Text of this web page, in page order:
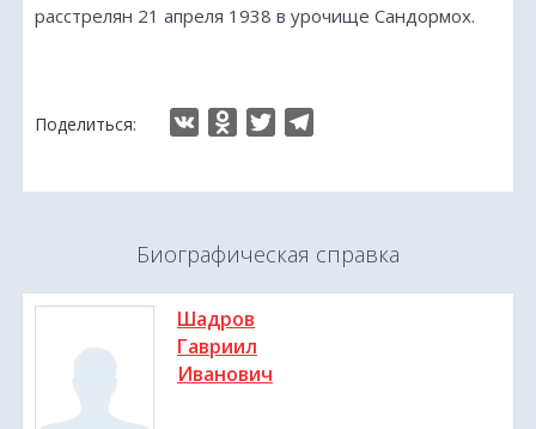
расстрелян 21 апреля 1938 в урочище Сандормох.
Поделиться: VK Odnoklassniki
Twitter
Биографическая справка
Шадров
Гавриил
Иванович